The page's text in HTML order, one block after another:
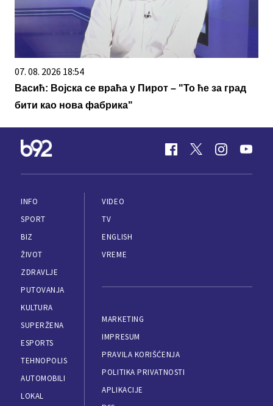
07. 08. 2026 18:54
Васић: Војска се враћа у Пирот – "То ће за град
бити као нова фабрика"
INFO
SPORT
BIZ
ŽIVOT
ZDRAVLJE
PUTOVANJA
KULTURA
SUPERŽENA
ESPORTS
TEHNOPOLIS
AUTOMOBILI
LOKAL
VIDEO
TV
ENGLISH
VREME
MARKETING
IMPRESUM
PRAVILA KORIŠĆENJA
POLITIKA PRIVATNOSTI
APLIKACIJE